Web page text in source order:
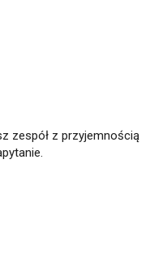
zespół z przyjemnością